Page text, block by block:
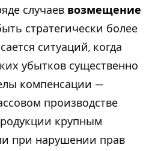
случаев возмещение
стратегически более
ситуаций, когда
убытков существенно
компенсации —
производстве
крупным
при нарушении прав